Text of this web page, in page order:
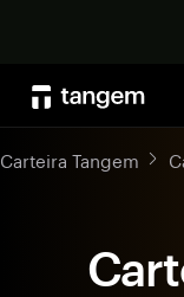
Carteira Tangem